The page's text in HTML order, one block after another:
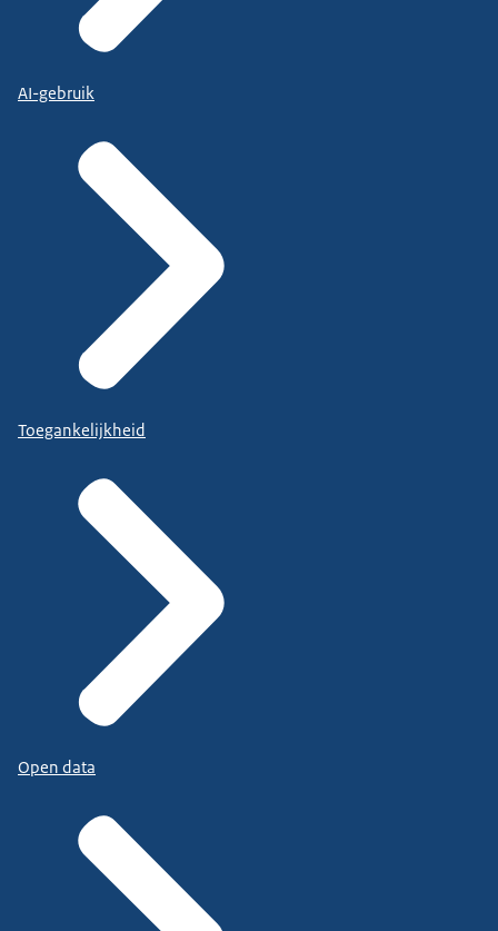
AI-gebruik
Toegankelijkheid
Open data